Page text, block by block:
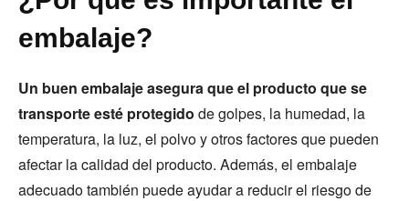
embalaje?
Un buen embalaje asegura que el producto que se
transporte esté protegido de golpes, la humedad, la
temperatura, la luz, el polvo y otros factores que pueden
afectar la calidad del producto. Además, el embalaje
adecuado también puede ayudar a reducir el riesgo de